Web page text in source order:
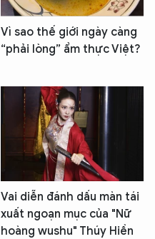
Vì sao thế giới ngày càng
“phải lòng” ẩm thực Việt?
Vai diễn đánh dấu màn tái
xuất ngoạn mục của "Nữ
hoàng wushu" Thúy Hiền